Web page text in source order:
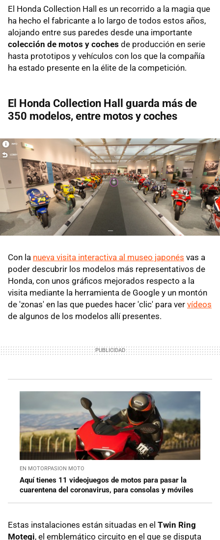
El Honda Collection Hall es un recorrido a la magia que
ha hecho el fabricante a lo largo de todos estos años,
alojando entre sus paredes desde una importante
colección de motos y coches de producción en serie
hasta prototipos y vehículos con los que la compañía
ha estado presente en la élite de la competición.
El Honda Collection Hall guarda más de
350 modelos, entre motos y coches
Con la nueva visita interactiva al museo japonés vas a
poder descubrir los modelos más representativos de
Honda, con unos gráficos mejorados respecto a la
visita mediante la herramienta de Google y un montón
de 'zonas' en las que puedes hacer 'clic' para ver vídeos
de algunos de los modelos allí presentes.
EN MOTORPASION MOTO
Aquí tienes 11 videojuegos de motos para pasar la
cuarentena del coronavirus, para consolas y móviles
Estas instalaciones están situadas en el Twin Ring
Motegi, el emblemático circuito en el que se disputa